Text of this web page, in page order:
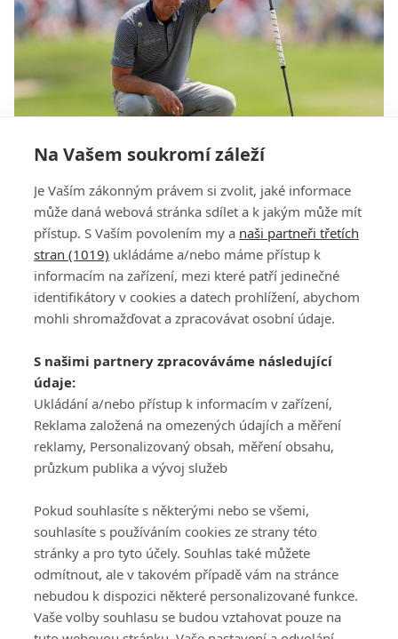
Na Vašem soukromí záleží
Je Vaším zákonným právem si zvolit, jaké informace
může daná webová stránka sdílet a k jakým může mít
přístup. S Vaším povolením my a naši partneři třetích
stran (1019) ukládáme a/nebo máme přístup k
informacím na zařízení, mezi které patří jedinečné
identifikátory v cookies a datech prohlížení, abychom
mohli shromažďovat a zpracovávat osobní údaje.
S našimi partnery zpracováváme následující
údaje:
Ukládání a/nebo přístup k informacím v zařízení,
Reklama založená na omezených údajích a měření
reklamy, Personalizovaný obsah, měření obsahu,
průzkum publika a vývoj služeb
Pokud souhlasíte s některými nebo se všemi,
souhlasíte s používáním cookies ze strany této
stránky a pro tyto účely. Souhlas také můžete
odmítnout, ale v takovém případě vám na stránce
nebudou k dispozici některé personalizované funkce.
Vaše volby souhlasu se budou vztahovat pouze na
Sundal si boty a z greenu odešel bos. Jak Lucas
Glover své jednání vysvětlil?
Všeobecné obchodní
podmínky služby
GolfExtra.cz Premium
Podmínky zpracování
osobních údajů při
GolfExtra
Ceník GolfExtra.cz
Premium
Doporučené odkazy
ATV CZ, s.r.o.
140 00 Praha 4